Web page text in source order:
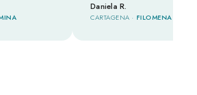
Daniela R.
CARTAGENA ·FILOMENA LINEN